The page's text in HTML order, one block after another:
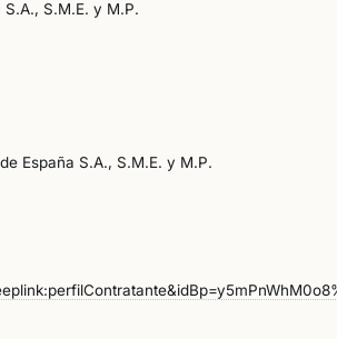
S.M.E. y M.P.
España S.A., S.M.E. y M.P.